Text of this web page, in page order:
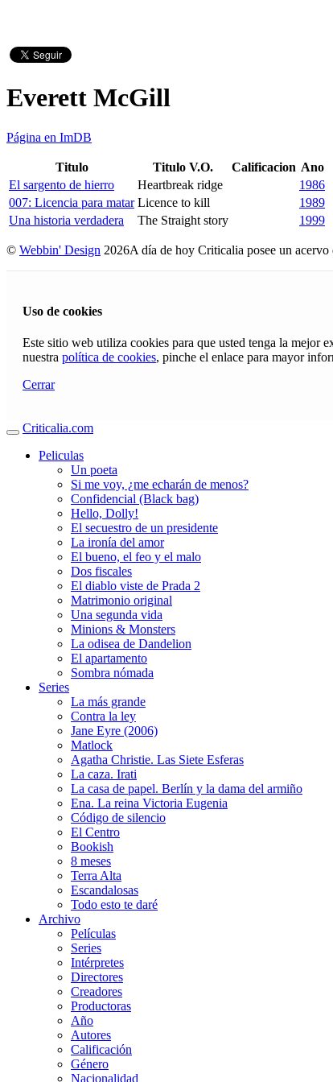
Everett McGill
Página en ImDB
Titulo Titulo V.O. Calificacion Ano
El sargento de hierro
Heartbreak ridge
1986
007: Licencia para matar Licence to kill
1989
Una historia verdadera
The Straight story 1999
© Webbin' Design 2026A día de hoy Criticalia posee un
Uso de cookies
Este sitio web utiliza cookies para que usted tenga la mejor
nuestra política de cookies, pinche el enlace para mayor
Cerrar
Criticalia.com
Peliculas
Un poeta
Si me voy, ¿me echarán de menos?
Confidencial (Black bag)
Hello, Dolly!
El secuestro de un presidente
La ironía del amor
El bueno, el feo y el malo
Dos fiscales
El diablo viste de Prada 2
Matrimonio original
Una segunda vida
Minions & Monsters
La odisea de Dandelion
El apartamento
Sombra nómada
Series
La más grande
Contra la ley
Jane Eyre (2006)
Matlock
Agatha Christie. Las Siete Esferas
La caza. Irati
La casa de papel. Berlín y la dama del armiño
Ena. La reina Victoria Eugenia
Código de silencio
El Centro
Bookish
8 meses
Terra Alta
Escandalosas
Todo esto te daré
Archivo
Películas
Series
Intérpretes
Directores
Creadores
Productoras
Año
Autores
Calificación
Género
Nacionalidad